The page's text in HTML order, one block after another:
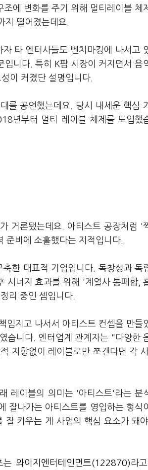
에 변화를 주기 위해 멀티레이블 체
떨어졌는데요.
타 엔터사들도 벤치마킹에 나서고
니다. 특히 K팝 시장이 커지면서 음
이 커졌단 설명입니다.
를 공언했는데요. 당시 내세운 핵심
년부터 멀티 레이블 체제를 도입했
거론됐는데요. 아티스트 공장처럼 '
준비에 소홀했다는 지적입니다.
한 대표적 기업입니다. 독창성과 독
시너지 효과를 위해 '계열사 통폐합,
리 중인 셈입니다.
임지고 나서서 아티스트 컨셉을 만들
습니다. 엔터업계 관계자는 "다양한
지향없이 레이블로만 쪼갠다면 각
레이블의 의미는 '아티스트'라는 분
잘나가는 아티스트를 영입하는 형식
잘 키우는 게 사업의 핵심 요소가 돼
는와이지엔터테인먼트(122870)라